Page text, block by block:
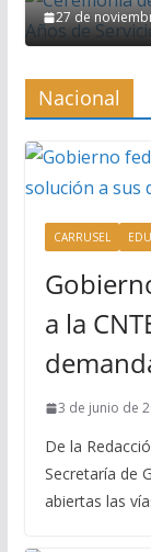
27 de
Nacional
CARRUSEL
a la
3 de junio de
De la
Secretaría de
abiertas las